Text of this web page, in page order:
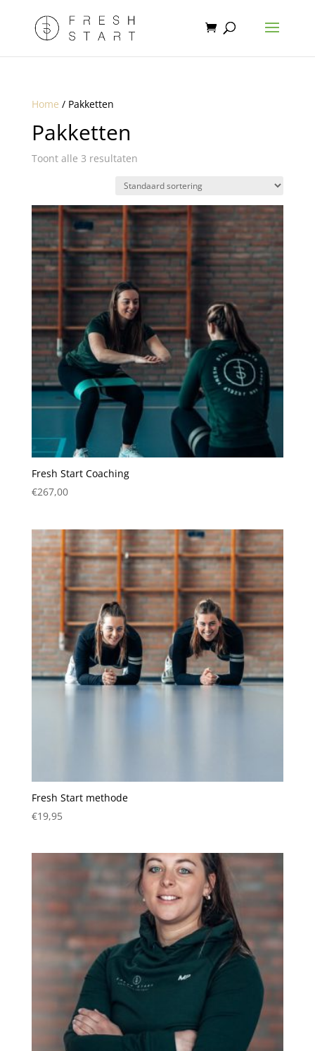
Home / Pakketten
Pakketten
Toont alle 3 resultaten
Fresh Start Coaching
€267,00
Fresh Start methode
€19,95